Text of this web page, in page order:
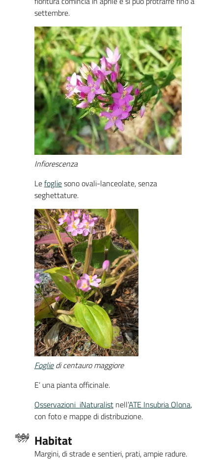
settembre.
Infiorescenza
Lefogliesono ovali-lanceolate, senza
seghettature.
Fogliedi centauro maggiore
E’ una pianta officinale.
Osservazioni iNaturalist nell’ATE Insubria Olona,
con foto e mappe di distribuzione.
Habitat
Margini, di strade e sentieri, prati, ampie radure.